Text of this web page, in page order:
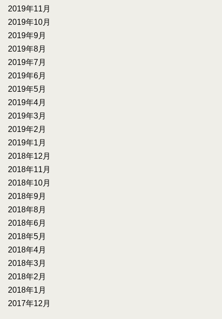
2019年11月
2019年10月
2019年9月
2019年8月
2019年7月
2019年6月
2019年5月
2019年4月
2019年3月
2019年2月
2019年1月
2018年12月
2018年11月
2018年10月
2018年9月
2018年8月
2018年6月
2018年5月
2018年4月
2018年3月
2018年2月
2018年1月
2017年12月